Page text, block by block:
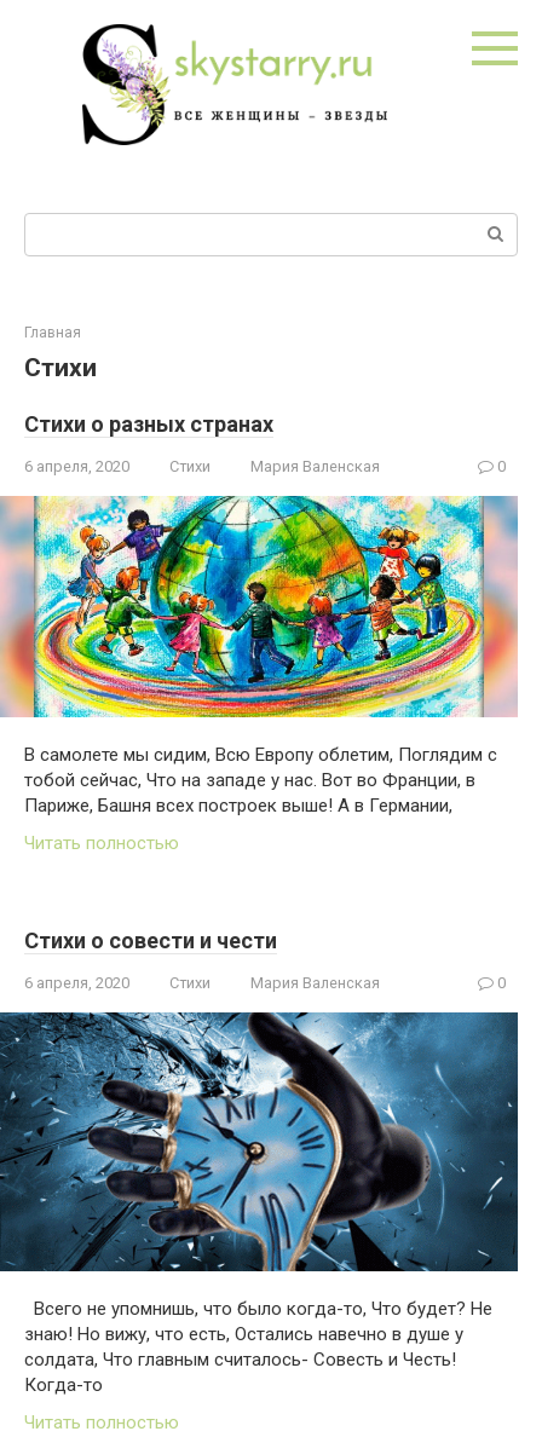
Поиск:
Главная
Стихи
Стихи о разных странах
6 апреля, 2020 Стихи Мария Валенская 0
В самолете мы сидим, Всю Европу облетим, Поглядим с
тобой сейчас, Что на западе у нас. Вот во Франции, в
Париже, Башня всех построек выше! А в Германии,
Читать полностью
Стихи о совести и чести
6 апреля, 2020 Стихи Мария Валенская 0
Всего не упомнишь, что было когда-то, Что будет? Не
знаю! Но вижу, что есть, Остались навечно в душе у
солдата, Что главным считалось- Совесть и Честь!
Когда-то
Читать полностью